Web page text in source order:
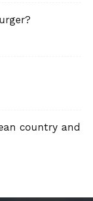
country and